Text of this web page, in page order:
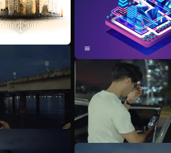
Meer bekijken